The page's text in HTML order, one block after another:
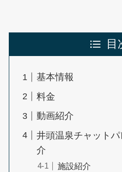
目
基本情報
料金
動画紹介
井頭温泉チャット
介
施設紹介